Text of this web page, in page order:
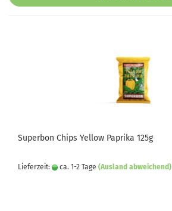
Superbon Chips Yellow Paprika 125g
Lieferzeit: ca. 1-2 Tage (Ausland abweichend)